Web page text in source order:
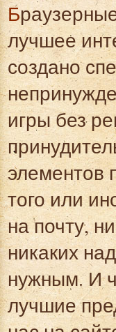
Браузерные игры без регистрации – это самое
лучшее
создано
игры без
элементов
того или
на почту,
никаких
нужным. И
лучшие